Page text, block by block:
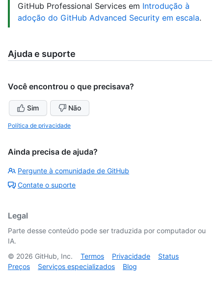
GitHub Professional Services em Introdução à
adoção do GitHub Advanced Security em escala.
Ajuda e suporte
Você encontrou o que precisava?
Sim Não
Política de privacidade
Ainda precisa de ajuda?
Pergunte à comunidade de GitHub
Contate o suporte
Legal
Parte desse conteúdo pode ser traduzida por computador ou
IA.
© 2026 GitHub, Inc. Termos Privacidade
Status
Preços
Serviços especializados Blog